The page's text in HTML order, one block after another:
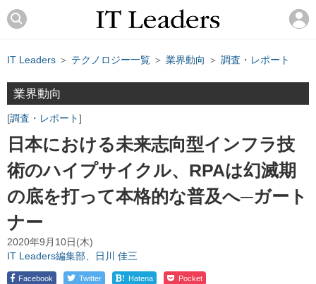
IT Leaders ＞ テクノロジー一覧 ＞ 業界動向 ＞ 調査・レポート
業界動向
調査・レポート
日本における未来志向型インフラ技
術のハイプサイクル、RPAは幻滅期
の底を打って本格的な普及へ─ガート
ナー
2020年9月10日(木)
IT Leaders編集部、日川 佳三
Facebook Twitter ! Hatena Pocket